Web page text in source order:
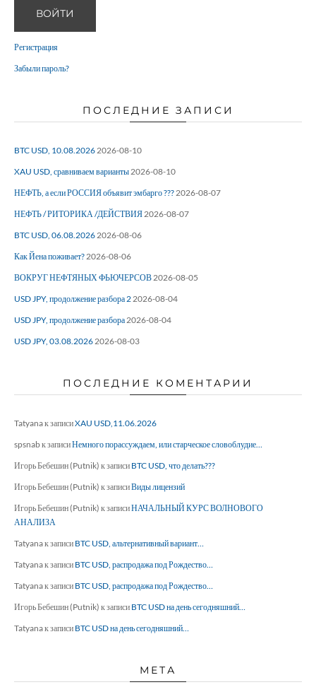
ВОЙТИ
Регистрация
Забыли пароль?
ПОСЛЕДНИЕ ЗАПИСИ
BTC USD, 10.08.20262026-08-10
XAU USD, сравниваем варианты2026-08-10
НЕФТЬ, а если РОССИЯ объявит эмбарго ???2026-08-07
НЕФТЬ / РИТОРИКА /ДЕЙСТВИЯ2026-08-07
BTC USD, 06.08.20262026-08-06
Как Йена поживает?2026-08-06
ВОКРУГ НЕФТЯНЫХ ФЬЮЧЕРСОВ2026-08-05
USD JPY, продолжение разбора 22026-08-04
USD JPY, продолжение разбора2026-08-04
USD JPY, 03.08.20262026-08-03
ПОСЛЕДНИЕ КОМЕНТАРИИ
Tatyanaк записиXAU USD,11.06.2026
spsnabк записиНемного порассуждаем, или старческое словоблудие…
Игорь Бебешин (Putnik) к записи BTC USD, что делать???
Игорь Бебешин (Putnik) к записиВиды лицензий
Игорь Бебешин (Putnik) к записиНАЧАЛЬНЫЙ КУРС ВОЛНОВОГО
АНАЛИЗА
Tatyanaк записи BTC USD, альтернативный вариант…
Tatyanaк записи BTC USD, распродажа под Рождество…
Tatyanaк записи BTC USD, распродажа под Рождество…
Игорь Бебешин (Putnik) к записи BTC USD на день сегодняшний…
Tatyanaк записи BTC USD на день сегодняшний…
МЕТА